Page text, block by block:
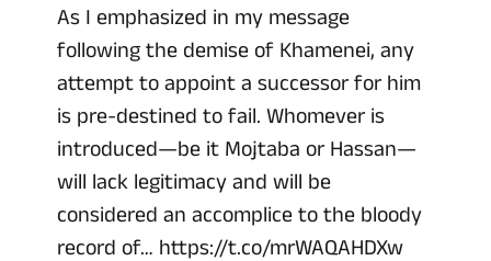
As I emphasized in my message
following the demise of Khamenei, any
attempt to appoint a successor for him
is pre-destined to fail. Whomever is
introduced—be it Mojtaba or Hassan—
will lack legitimacy and will be
considered an accomplice to the bloody
record of… https://t.co/mrWAQAHDXw